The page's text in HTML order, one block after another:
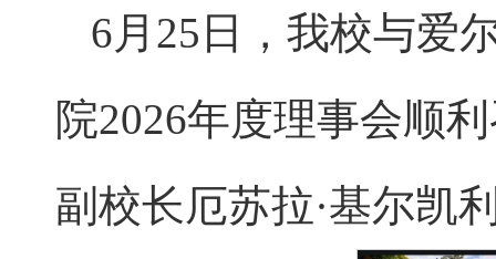
6月25日，我校与爱
院2026年度理事会顺
副校长厄苏拉·基尔凯